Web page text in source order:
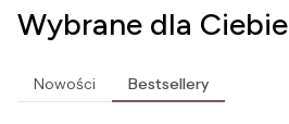
Wybrane dla Ciebie
Nowości Bestsellery